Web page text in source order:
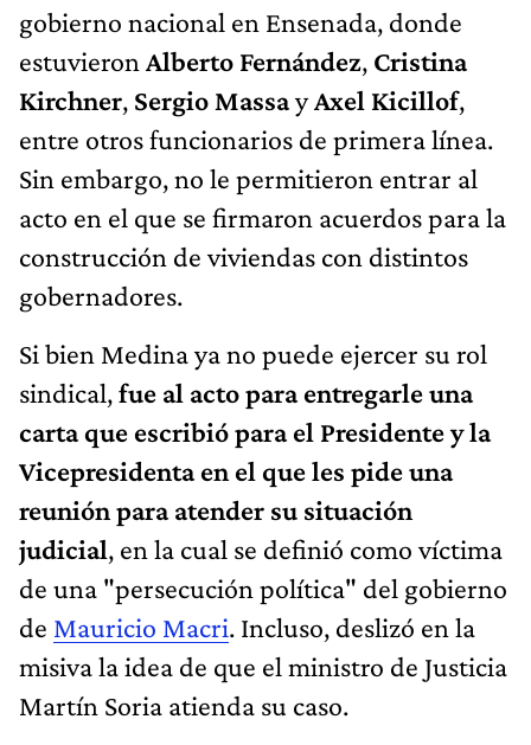
gobierno nacional en Ensenada, donde
estuvieron Alberto Fernández, Cristina
Kirchner, Sergio MassayAxel Kicillof,
entre otros funcionarios de primera línea.
Sin embargo, no le permitieron entrar al
acto en el que se firmaron acuerdos para la
construcción de viviendas con distintos
gobernadores.
Si bien Medina ya no puede ejercer su rol
sindical,fue al acto para entregarle una
carta que escribió para el Presidente y la
Vicepresidenta en el que les pide una
reunión para atender su situación
judicial, en la cual se definió como víctima
de una "persecución política" del gobierno
de Mauricio Macri. Incluso, deslizó en la
misiva la idea de que el ministro de Justicia
Martín Soria atienda su caso.